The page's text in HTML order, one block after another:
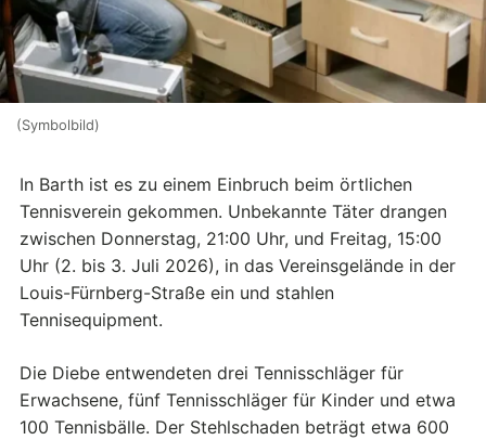
(Symbolbild)
In Barth ist es zu einem Einbruch beim örtlichen
Tennisverein gekommen. Unbekannte Täter drangen
zwischen Donnerstag, 21:00 Uhr, und Freitag, 15:00
Uhr (2. bis 3. Juli 2026), in das Vereinsgelände in der
Louis-Fürnberg-Straße ein und stahlen
Tennisequipment.
Die Diebe entwendeten drei Tennisschläger für
Erwachsene, fünf Tennisschläger für Kinder und etwa
100 Tennisbälle. Der Stehlschaden beträgt etwa 600